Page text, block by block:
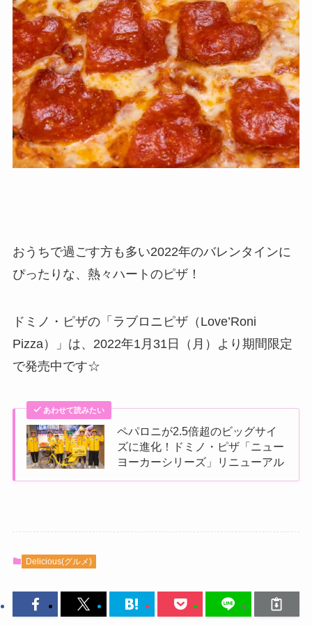
おうちで過ごす方も多い2022年のバレンタインに
ぴったりな、熱々ハートのピザ！
ドミノ・ピザの「ラブロニピザ（Love’Roni
Pizza）」は、2022年1月31日（月）より期間限定
で発売中です☆
あわせて読みたい
ペパロニが2.5倍超のビッグサイ
ズに進化！ドミノ・ピザ「ニュー
ヨーカーシリーズ」リニューアル
Delicious(グルメ)